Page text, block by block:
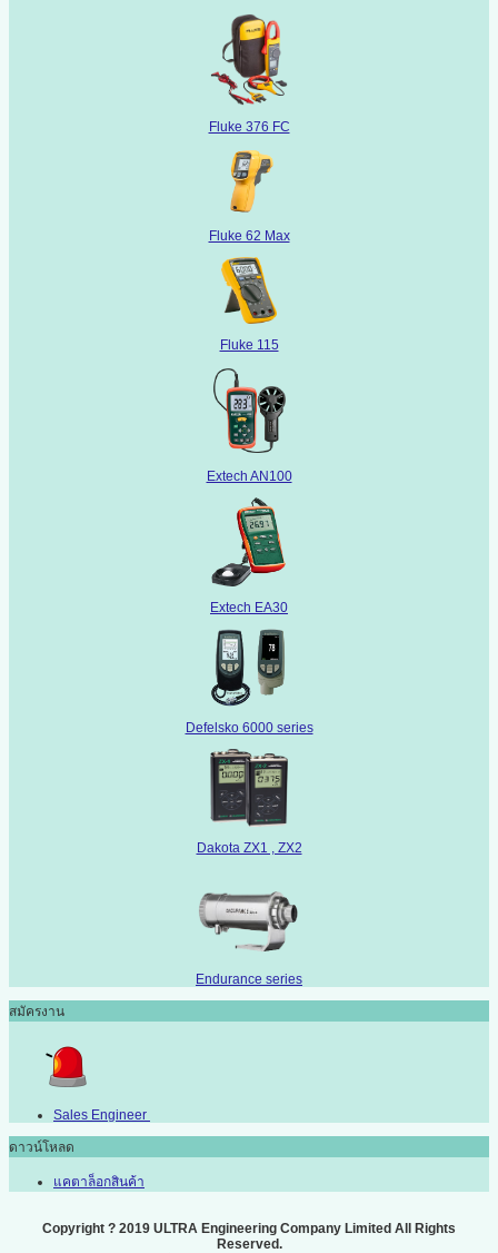
Fluke 376 FC
Fluke 62 Max
Fluke 115
Extech AN100
Extech EA30
Defelsko 6000 series
Dakota ZX1 , ZX2
Endurance series
สมัครงาน
Sales Engineer
ดาวน์โหลด
แคตาล็อกสินค้า
Copyright ? 2019 ULTRA Engineering Company Limited All Rights
Reserved.